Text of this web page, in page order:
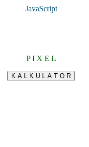
JavaScript
P I X E L